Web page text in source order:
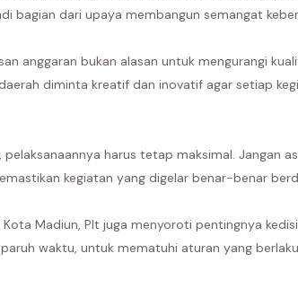
bagian dari upaya membangun semangat
anggaran bukan alasan untuk mengurangi
diminta kreatif dan inovatif agar setiap
pelaksanaannya harus tetap maksimal. Jangan
kegiatan yang digelar benar-benar
Madiun, Plt juga menyoroti pentingnya
waktu, untuk mematuhi aturan yang